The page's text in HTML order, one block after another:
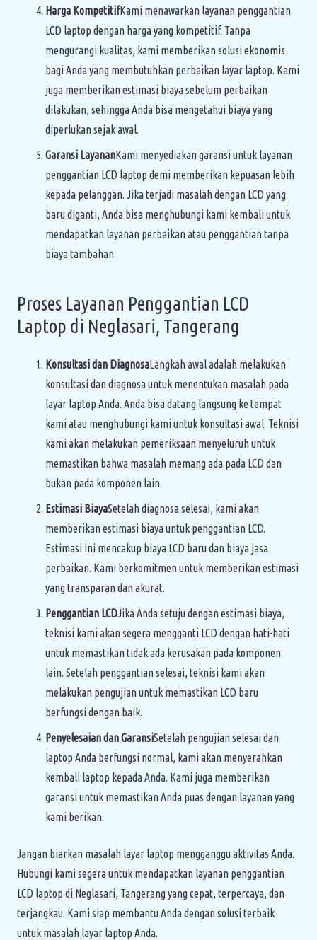
Harga KompetitifKami menawarkan layanan penggantian
LCD laptop dengan harga yang kompetitif. Tanpa
mengurangi kualitas, kami memberikan solusi ekonomis
bagi Anda yang membutuhkan perbaikan layar laptop. Kami
juga memberikan estimasi biaya sebelum perbaikan
dilakukan, sehingga Anda bisa mengetahui biaya yang
diperlukan sejak awal.
Garansi LayananKami menyediakan garansi untuk layanan
penggantian LCD laptop demi memberikan kepuasan lebih
kepada pelanggan. Jika terjadi masalah dengan LCD yang
baru diganti, Anda bisa menghubungi kami kembali untuk
mendapatkan layanan perbaikan atau penggantian tanpa
biaya tambahan.
Proses Layanan Penggantian LCD
Laptop di Neglasari, Tangerang
Konsultasi dan DiagnosaLangkah awal adalah melakukan
konsultasi dan diagnosa untuk menentukan masalah pada
layar laptop Anda. Anda bisa datang langsung ke tempat
kami atau menghubungi kami untuk konsultasi awal. Teknisi
kami akan melakukan pemeriksaan menyeluruh untuk
memastikan bahwa masalah memang ada pada LCD dan
bukan pada komponen lain.
Estimasi BiayaSetelah diagnosa selesai, kami akan
memberikan estimasi biaya untuk penggantian LCD.
Estimasi ini mencakup biaya LCD baru dan biaya jasa
perbaikan. Kami berkomitmen untuk memberikan estimasi
yang transparan dan akurat.
Penggantian LCDJika Anda setuju dengan estimasi biaya,
teknisi kami akan segera mengganti LCD dengan hati-hati
untuk memastikan tidak ada kerusakan pada komponen
lain. Setelah penggantian selesai, teknisi kami akan
melakukan pengujian untuk memastikan LCD baru
berfungsi dengan baik.
Penyelesaian dan GaransiSetelah pengujian selesai dan
laptop Anda berfungsi normal, kami akan menyerahkan
kembali laptop kepada Anda. Kami juga memberikan
garansi untuk memastikan Anda puas dengan layanan yang
kami berikan.
Jangan biarkan masalah layar laptop mengganggu aktivitas Anda.
Hubungi kami segera untuk mendapatkan layanan penggantian
LCD laptop di Neglasari, Tangerang yang cepat, terpercaya, dan
terjangkau. Kami siap membantu Anda dengan solusi terbaik
untuk masalah layar laptop Anda.